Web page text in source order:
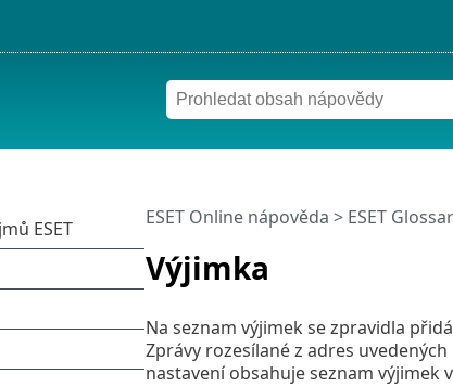
Výjimka
ESET Online nápověda > ESET
Na seznam výjimek se zpravidla
Zprávy rozesílané z adres
nastavení obsahuje seznam výjimek